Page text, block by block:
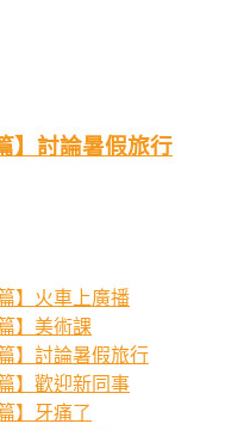
】討論暑假旅行
】火車上廣播
】美術課
】討論暑假旅行
】歡迎新同事
】牙痛了